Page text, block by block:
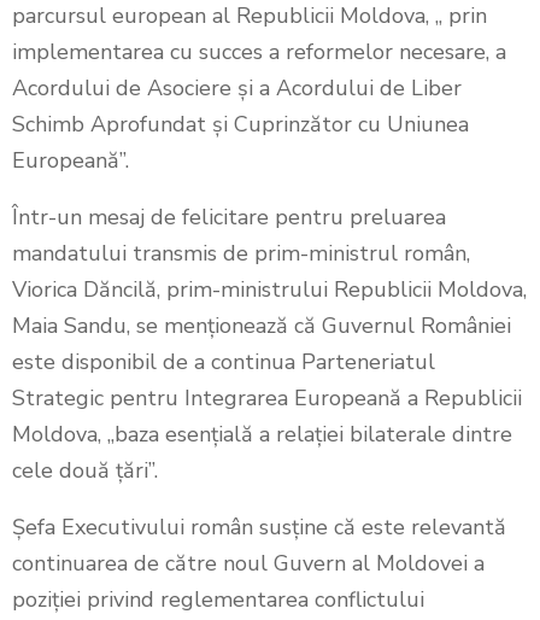
parcursul european al Republicii Moldova, „ prin
implementarea cu succes a reformelor necesare, a
Acordului de Asociere și a Acordului de Liber
Schimb Aprofundat și Cuprinzător cu Uniunea
Europeană”.
Într-un mesaj de felicitare pentru preluarea
mandatului transmis de prim-ministrul român,
Viorica Dăncilă, prim-ministrului Republicii Moldova,
Maia Sandu, se menționează că Guvernul României
este disponibil de a continua Parteneriatul
Strategic pentru Integrarea Europeană a Republicii
Moldova, „baza esențială a relației bilaterale dintre
cele două țări”.
Șefa Executivului român susține că este relevantă
continuarea de către noul Guvern al Moldovei a
poziției privind reglementarea conflictului